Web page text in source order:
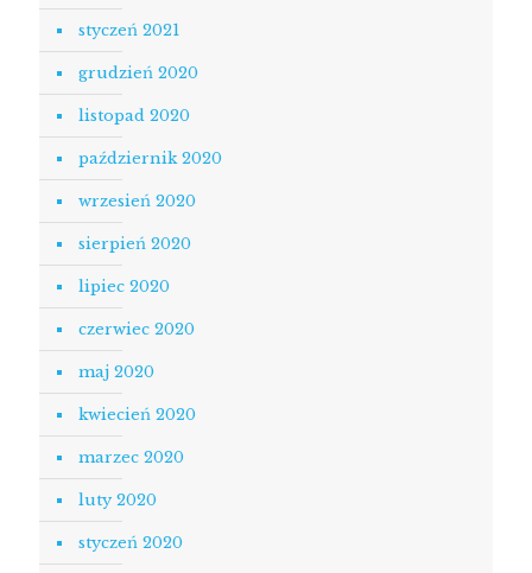
styczeń 2021
grudzień 2020
listopad 2020
październik 2020
wrzesień 2020
sierpień 2020
lipiec 2020
czerwiec 2020
maj 2020
kwiecień 2020
marzec 2020
luty 2020
styczeń 2020